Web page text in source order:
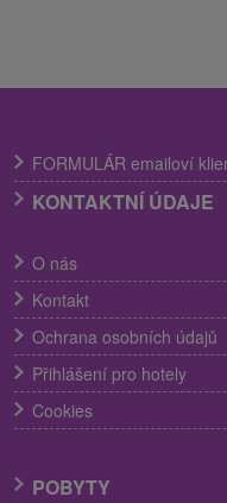
FORMULÁR emailoví
KONTAKTNÍ ÚDAJE
O nás
Kontakt
Ochrana osobních údajů
Přihlášení pro hotely
Cookies
POBYTY